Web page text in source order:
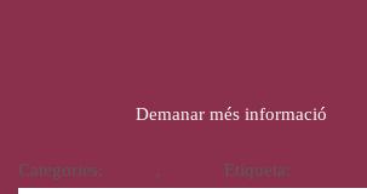
Demanar més informació
Categories: , Etiqueta: